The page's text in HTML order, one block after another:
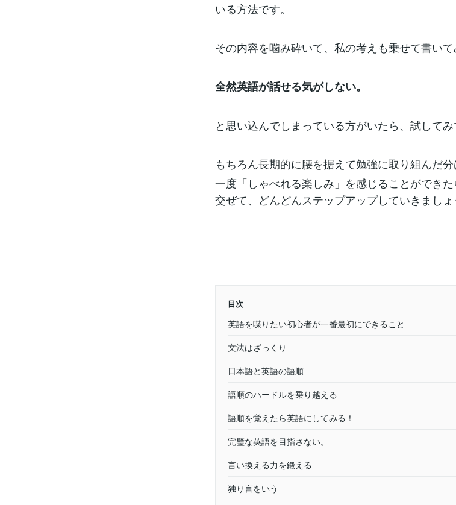
いる方法です。
その内容を噛み砕いて、私の考えも乗せて書いて
全然英語が話せる気がしない。
と思い込んでしまっている方がいたら、試してみ
もちろん長期的に腰を据えて勉強に取り組んだ分
一度「しゃべれる楽しみ」を感じることができ
交ぜて、どんどんステップアップしていきましょ
目次
英語を喋りたい初心者が一番最初にできること
文法はざっくり
日本語と英語の語順
語順のハードルを乗り越える
語順を覚えたら英語にしてみる！
完璧な英語を目指さない。
言い換える力を鍛える
独り言をいう